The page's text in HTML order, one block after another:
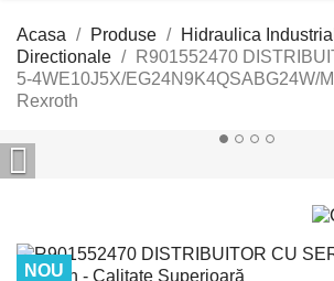
Acasa Produse Hidraulica
Directionale
R901552470
5-4WE10J5X/EG24N9K4QSABG24W/
Rexroth

NOU